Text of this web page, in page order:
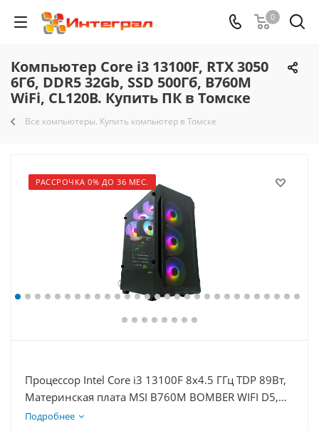
0
Компьютер Core i3 13100F, RTX 3050
6Гб, DDR5 32Gb, SSD 500Гб, B760M
WiFi, CL120B. Купить ПК в Томске
Все компьютеры. Купить компьютер в Томске
РАССРОЧКА 0% ДО 36 МЕС.
Процессор Intel Core i3 13100F 8x4.5 ГГц TDP 89Вт,
Материнская плата MSI B760M BOMBER WIFI D5,
Видеокарта RTX 3050 6Гб, Память DDR5 32Gb,
Подробнее